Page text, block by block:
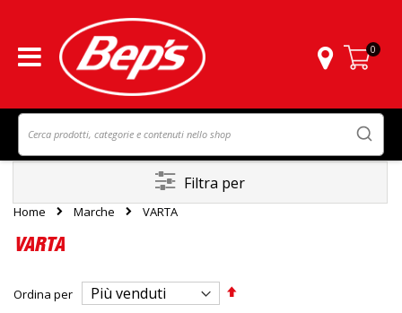
Carrello
0
Home Marche VARTA
VARTA
Ordina per
Imposta
Filtra per